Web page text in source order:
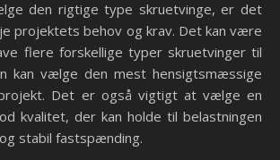
den rigtige type skruetvinge, er det
projektets behov og krav. Det kan være
flere forskellige typer skruetvinger til
kan vælge den mest hensigtsmæssige
Det er også vigtigt at vælge en
kvalitet, der kan holde til belastningen
stabil fastspænding.